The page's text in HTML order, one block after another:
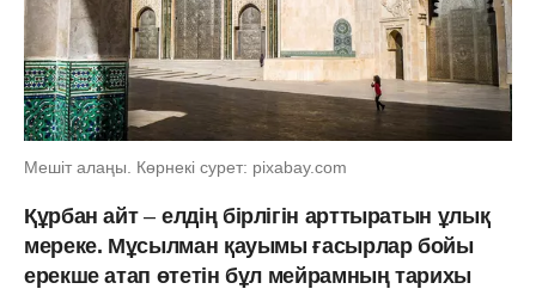
Мешіт алаңы. Көрнекі сурет: pixabay.com
Құрбан айт–елдің бірлігін арттыратын ұлық
мереке. Мұсылман қауымы ғасырлар бойы
ерекше атап өтетін бұл мейрамның тарихы